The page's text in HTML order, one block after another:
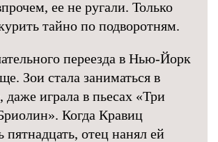
ее не ругали. Только
тайно по подворотням.
переезда в Нью-Йорк
Зои стала заниматься в
даже играла в пьесах «Три
Когда Кравиц
пятнадцать, отец нанял ей